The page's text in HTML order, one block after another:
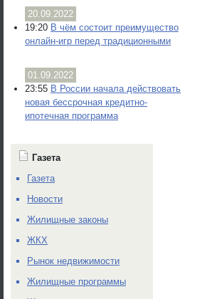
20.09.2022
19:20 В чём состоит преимущество
онлайн-игр перед традиционными
01.09.2022
23:55 В России начала действовать
новая бессрочная кредитно-
ипотечная программа
Газета
Газета
Новости
Жилищные законы
ЖКХ
Рынок недвижимости
Жилищные программы